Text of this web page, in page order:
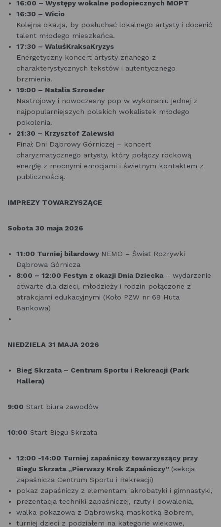
16:00 – Występy wokalne podopiecznych MOPT
16:30 – Wicio
Kolejna okazja, by posłuchać lokalnego artysty i docenić
talent młodego mieszkańca.
17:30 – WaluśKraksaKryzys
Energetyczny koncert artysty znanego z
charakterystycznych tekstów i autentycznego
brzmienia.
19:00 – Natalia Szroeder
Nastrojowy i nowoczesny pop w wykonaniu jednej z
najpopularniejszych polskich wokalistek młodego
pokolenia.
21:30 – Krzysztof Zalewski
Finał Dni Dąbrowy Górniczej – koncert
charyzmatycznego artysty, który połączy rockową
energię z mocnymi emocjami i świetnym kontaktem z
publicznością.
IMPREZY TOWARZYSZĄCE
Sobota 30 maja 2026
11:00 Turniej bilardowy NEMO – Świat Rozrywki
Dąbrowa Górnicza
8:00 – 12:00 Festyn z okazji Dnia Dziecka– wydarzenie
otwarte dla dzieci, młodzieży i rodzin połączone z
atrakcjami edukacyjnymi (Koło PZW nr 69 Huta
Bankowa)
NIEDZIELA 31 MAJA 2026
Bieg Skrzata – Centrum Sportu i Rekreacji (Park
Hallera)
9:00 Start biura zawodów
10:00 Start Biegu Skrzata
12:00 -14:00 Turniej zapaśniczy towarzyszący przy
Biegu Skrzata „Pierwszy Krok Zapaśniczy” (sekcja
zapaśnicza Centrum Sportu i Rekreacji)
pokaz zapaśniczy z elementami akrobatyki i gimnastyki,
prezentacja techniki zapaśniczej, rzuty i powalenia,
walka pokazowa z Dąbrowską maskotką Bobrem,
turniej dzieci z podziałem na kategorie wiekowe,